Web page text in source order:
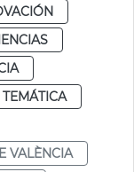
VALÈNCIA